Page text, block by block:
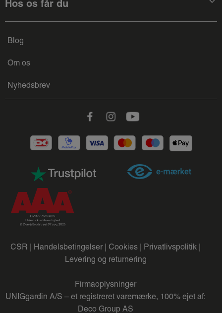
Hos os får du
Blog
Om os
Nyhedsbrev
FacebookInstagramYoutube
CSR | Handelsbetingelser | Cookies | Privatlivspolitik |
Levering og returnering
Firmaoplysninger
UNIGgardin A/S – et registreret varemærke, 100% ejet af:
Deco Group AS